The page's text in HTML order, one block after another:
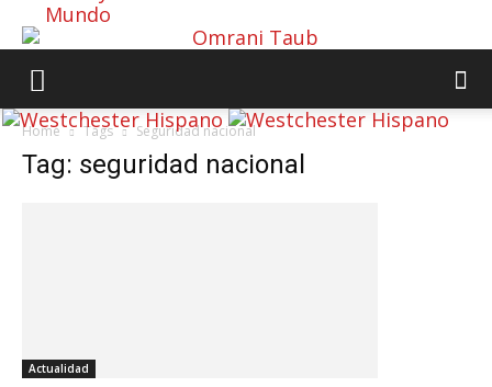
Mundo
Home Tags Seguridad nacional
Tag: seguridad nacional
Actualidad